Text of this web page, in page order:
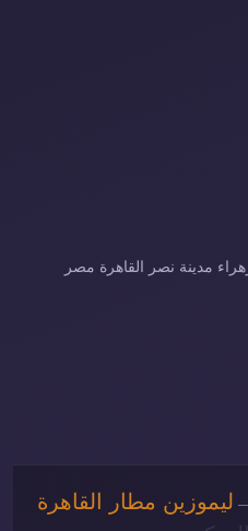
ليموزين مطار القاهرة